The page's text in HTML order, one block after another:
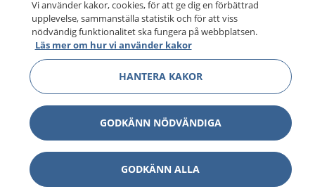
Vi använder kakor, cookies, för att ge dig en förbättrad
upplevelse, sammanställa statistik och för att viss
nödvändig funktionalitet ska fungera på webbplatsen.
Läs mer om hur vi använder kakor
HANTERA KAKOR
GODKÄNN NÖDVÄNDIGA
GODKÄNN ALLA